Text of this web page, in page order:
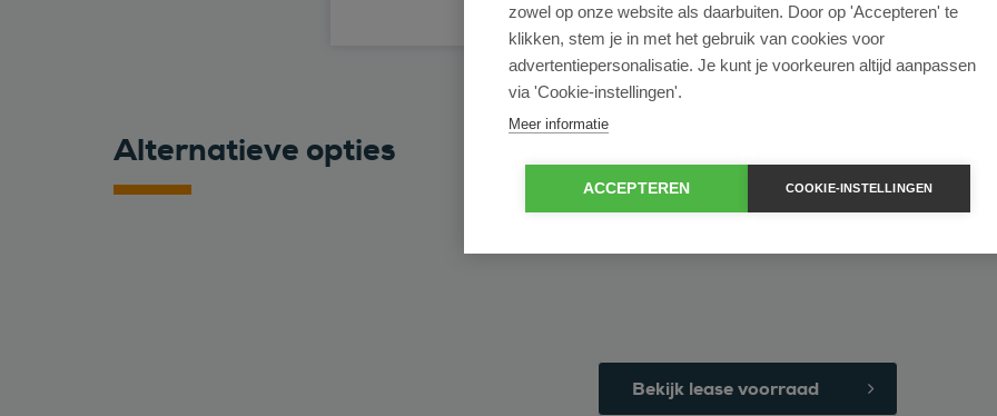
Alternatieve opties
Bekijk lease voorraad
zowel op onze website als daarbuiten. Door op 'Accepteren' te
klikken, stem je in met het gebruik van cookies voor
advertentiepersonalisatie. Je kunt je voorkeuren altijd aanpassen
via 'Cookie-instellingen'.
Meer informatie
ACCEPTEREN COOKIE-INSTELLINGEN